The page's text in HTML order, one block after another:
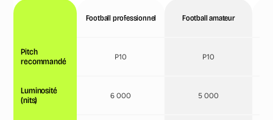
Pitch
recommandé
Luminosité
(nits)
Football professionnel
P10
6 000
Football amateur
P10
5 000